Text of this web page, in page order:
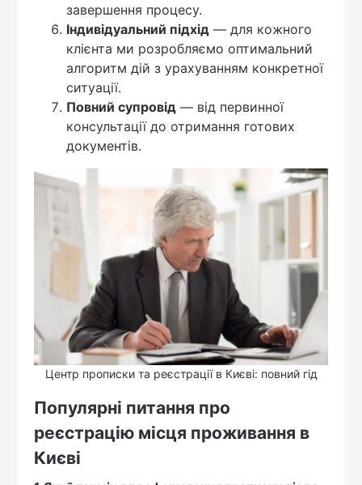
завершення процесу.
Індивідуальний підхід — для кожного
клієнта ми розробляємо оптимальний
алгоритм дій з урахуванням конкретної
ситуації.
Повний супровід — від первинної
консультації до отримання готових
документів.
Центр прописки та реєстрації в Києві: повний гід
Популярні питання про
реєстрацію місця проживання в
Києві